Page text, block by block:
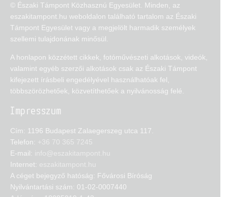
© Északi Támpont Közhasznú Egyesület. Minden, az
eszakitampont.hu weboldalon található tartalom az Északi
Támpont Egyesület vagy a megjelölt harmadik személyek
szellemi tulajdonának minősül.
A honlapon közzétett cikkek, fotóművészeti alkotások, videók,
valamint egyéb szerzői alkotások csak az Északi Támpont
kifejezett írásbeli engedélyével használhatóak fel,
többszörözhetőek, közvetíthetőek a nyilvánosság felé.
Impresszum
Cím: 1196 Budapest Zalaegerszeg utca 117.
Telefon: +36 70 365 7245
E-mail: info@eszakitampont.hu
Internet: eszakitampont.hu
A céget bejegyző hatóság: Fővárosi Bíróság
Nyilvántartási szám: 01-02-0007440